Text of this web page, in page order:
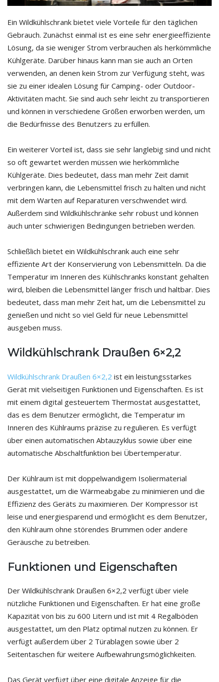
Ein Wildkühlschrank bietet viele Vorteile für den täglichen
Gebrauch. Zunächst einmal ist es eine sehr energieeffiziente
Lösung, da sie weniger Strom verbrauchen als herkömmliche
Kühlgeräte. Darüber hinaus kann man sie auch an Orten
verwenden, an denen kein Strom zur Verfügung steht, was
sie zu einer idealen Lösung für Camping- oder Outdoor-
Aktivitäten macht. Sie sind auch sehr leicht zu transportieren
und können in verschiedene Größen erworben werden, um
die Bedürfnisse des Benutzers zu erfüllen.
Ein weiterer Vorteil ist, dass sie sehr langlebig sind und nicht
so oft gewartet werden müssen wie herkömmliche
Kühlgeräte. Dies bedeutet, dass man mehr Zeit damit
verbringen kann, die Lebensmittel frisch zu halten und nicht
mit dem Warten auf Reparaturen verschwendet wird.
Außerdem sind Wildkühlschränke sehr robust und können
auch unter schwierigen Bedingungen betrieben werden.
Schließlich bietet ein Wildkühlschrank auch eine sehr
effiziente Art der Konservierung von Lebensmitteln. Da die
Temperatur im Inneren des Kühlschranks konstant gehalten
wird, bleiben die Lebensmittel länger frisch und haltbar. Dies
bedeutet, dass man mehr Zeit hat, um die Lebensmittel zu
genießen und nicht so viel Geld für neue Lebensmittel
ausgeben muss.
Wildkühlschrank Draußen 6×2,2
Wildkühlschrank Draußen 6×2,2 ist ein leistungsstarkes
Gerät mit vielseitigen Funktionen und Eigenschaften. Es ist
mit einem digital gesteuertem Thermostat ausgestattet,
das es dem Benutzer ermöglicht, die Temperatur im
Inneren des Kühlraums präzise zu regulieren. Es verfügt
über einen automatischen Abtauzyklus sowie über eine
automatische Abschaltfunktion bei Übertemperatur.
Der Kühlraum ist mit doppelwandigem Isoliermaterial
ausgestattet, um die Wärmeabgabe zu minimieren und die
Effizienz des Geräts zu maximieren. Der Kompressor ist
leise und energiesparend und ermöglicht es dem Benutzer,
den Kühlraum ohne störendes Brummen oder andere
Geräusche zu betreiben.
Funktionen und Eigenschaften
Der Wildkühlschrank Draußen 6×2,2 verfügt über viele
nützliche Funktionen und Eigenschaften. Er hat eine große
Kapazität von bis zu 600 Litern und ist mit 4 Regalböden
ausgestattet, um den Platz optimal nutzen zu können. Er
verfügt außerdem über 2 Türablagen sowie über 2
Seitentaschen für weitere Aufbewahrungsmöglichkeiten.
Das Gerät verfügt über eine digitale Anzeige für die